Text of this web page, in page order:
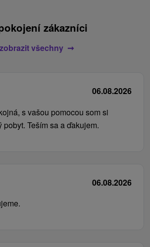
zákazníci
zobrazit všechny
06.08.2026
s vašou pomocou som si
Teším sa a ďakujem.
06.08.2026